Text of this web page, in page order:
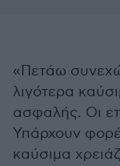
«Πετάω
λιγότερα
ασφαλής. Οι
Υπάρχουν
καύσιμα